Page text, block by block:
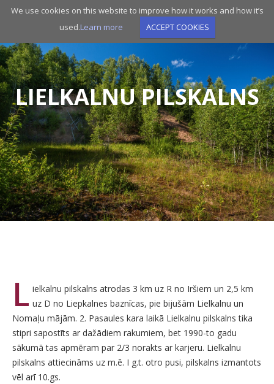
We use cookies on this website to improve how it works and how it’s
used.Learn more ACCEPT COOKIES
Skip
navigation
LIELKALNU PILSKALNS
L ielkalnu pilskalns atrodas 3 km uz R no Iršiem un 2,5 km
uz D no Liepkalnes baznīcas, pie bijušām Lielkalnu un
Nomaļu mājām. 2. Pasaules kara laikā Lielkalnu pilskalns tika
stipri sapostīts ar dažādiem rakumiem, bet 1990-to gadu
sākumā tas apmēram par 2/3 norakts ar karjeru. Lielkalnu
pilskalns attiecināms uz m.ē. I g.t. otro pusi, pilskalns izmantots
vēl arī 10.gs.